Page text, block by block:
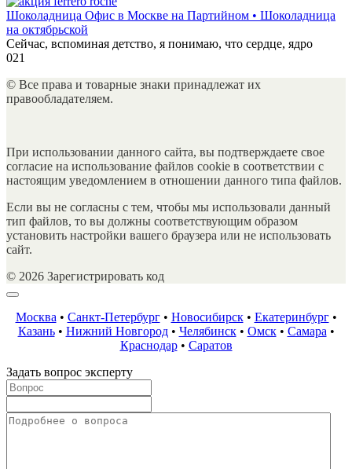
Шоколадница Офис в Москве на Партийном • Шоколадница
на октябрьской
Сейчас, вспоминая детство, я понимаю, что сердце, ядро
021
© Все права и товарные знаки принадлежат их
правообладателяем.
При использовании данного сайта, вы подтверждаете свое
согласие на использование файлов cookie в соответствии с
настоящим уведомлением в отношении данного типа файлов.
Если вы не согласны с тем, чтобы мы использовали данный
тип файлов, то вы должны соответствующим образом
установить настройки вашего браузера или не использовать
сайт.
© 2026 Зарегистрировать код
Москва• Санкт-Петербург• Новосибирск• Екатеринбург•
Казань• Нижний Новгород• Челябинск• Омск• Самара•
Краснодар• Саратов
Задать вопрос эксперту